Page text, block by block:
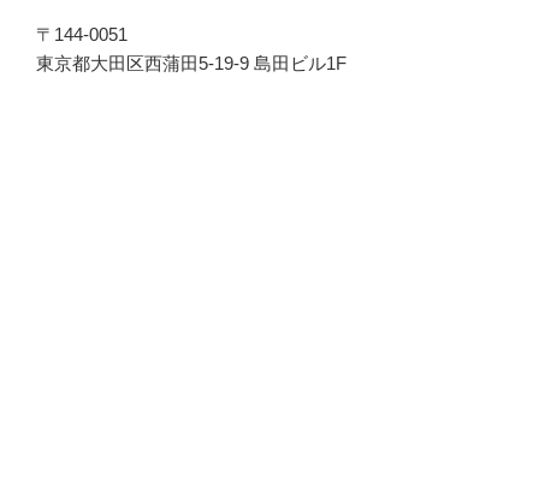
〒144-0051
東京都大田区西蒲田5-19-9 島田ビル1F